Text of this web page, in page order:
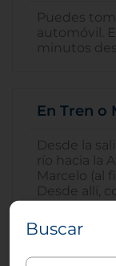
Puedes
automóvil.
minutos
En Tren o
Desde la
río hacia la
Marcelo (al
Desde allí,
ubicar la
la derecha.
Berrueta; al
Buscar